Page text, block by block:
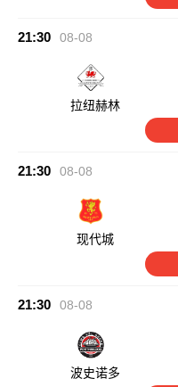
21:30 08-08
拉纽赫林
21:30 08-08
现代城
21:30 08-08
波史诺多